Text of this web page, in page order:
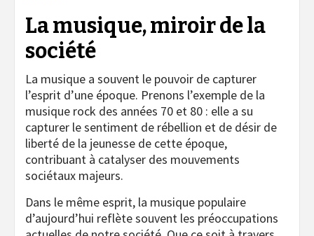
La musique, miroir de la
société
La musique a souvent le pouvoir de capturer
l’esprit d’une époque. Prenons l’exemple de la
musique rock des années 70 et 80 : elle a su
capturer le sentiment de rébellion et de désir de
liberté de la jeunesse de cette époque,
contribuant à catalyser des mouvements
sociétaux majeurs.
Dans le même esprit, la musique populaire
d’aujourd’hui reflète souvent les préoccupations